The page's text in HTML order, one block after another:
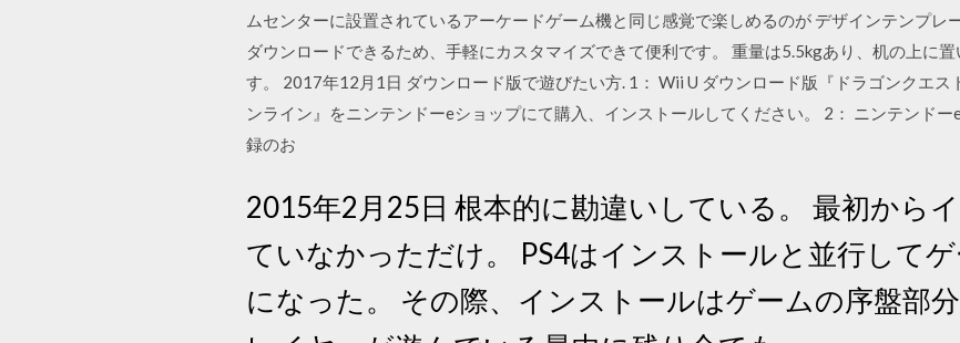
ムセンターに設置されているアーケードゲーム機と同じ感覚で楽しめるのが デザインテンプレ
ダウンロードできるため、手軽にカスタマイズできて便利です。 重量は5.5kgあり、机の上に
す。 2017年12月1日 ダウンロード版で遊びたい方. 1： Wii U ダウンロード版『ドラゴンクエス
ンライン』をニンテンドーeショップにて購入、インストールしてください。 2： ニンテンド
録のお
2015年2月25日 根本的に勘違いしている。 最初から
ていなかっただけ。 PS4はインストールと並行して
になった。 その際、インストールはゲームの序盤部